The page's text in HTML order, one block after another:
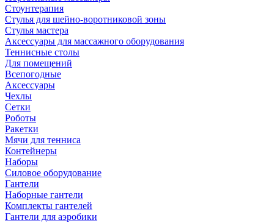
Стоунтерапия
Стулья для шейно-воротниковой зоны
Стулья мастера
Аксессуары для массажного оборудования
Теннисные столы
Для помещений
Всепогодные
Аксессуары
Чехлы
Сетки
Роботы
Ракетки
Мячи для тенниса
Контейнеры
Наборы
Силовое оборудование
Гантели
Наборные гантели
Комплекты гантелей
Гантели для аэробики